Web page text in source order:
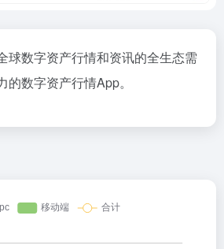
球数字资产行情和资讯的全生态需
数字资产行情App。